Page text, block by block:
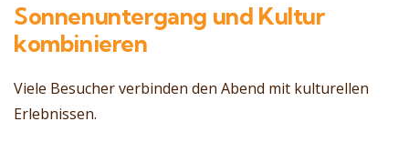
Sonnenuntergang und Kultur
kombinieren
Viele Besucher verbinden den Abend mit kulturellen
Erlebnissen.